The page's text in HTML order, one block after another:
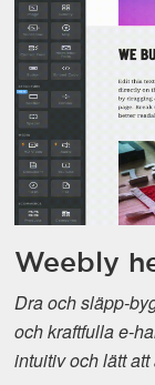
Weebly
Dra och släpp-
och kraftfulla e-
intuitiv och lätt